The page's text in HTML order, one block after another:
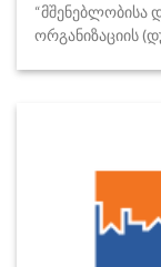
“მშენებლობისა
ორგანიზაციის